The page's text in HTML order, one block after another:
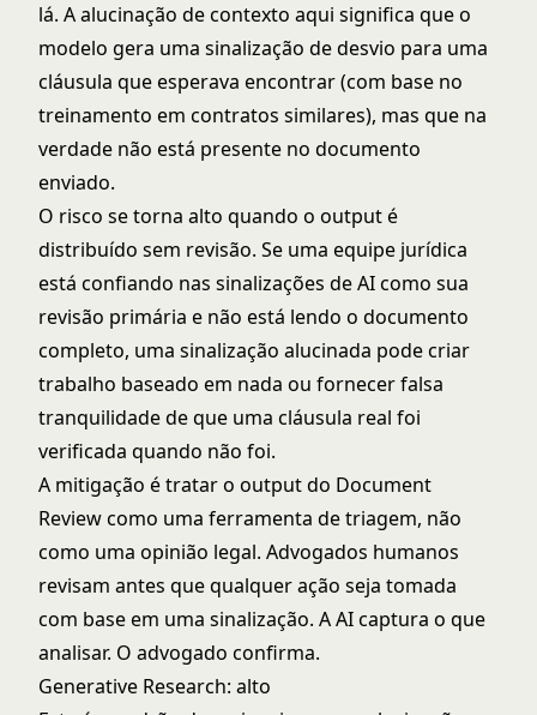
lá. A alucinação de contexto aqui significa que o
modelo gera uma sinalização de desvio para uma
cláusula que esperava encontrar (com base no
treinamento em contratos similares), mas que na
verdade não está presente no documento
enviado.
O risco se torna alto quando o output é
distribuído sem revisão. Se uma equipe jurídica
está confiando nas sinalizações de AI como sua
revisão primária e não está lendo o documento
completo, uma sinalização alucinada pode criar
trabalho baseado em nada ou fornecer falsa
tranquilidade de que uma cláusula real foi
verificada quando não foi.
A mitigação é tratar o output do Document
Review como uma ferramenta de triagem, não
como uma opinião legal. Advogados humanos
revisam antes que qualquer ação seja tomada
com base em uma sinalização. A AI captura o que
analisar. O advogado confirma.
Generative Research: alto